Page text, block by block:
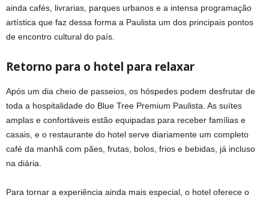
ainda cafés, livrarias, parques urbanos e a intensa programação
artística que faz dessa forma a Paulista um dos principais pontos
de encontro cultural do país.
Retorno para o hotel para relaxar
Após um dia cheio de passeios, os hóspedes podem desfrutar de
toda a hospitalidade do Blue Tree Premium Paulista. As suítes
amplas e confortáveis estão equipadas para receber famílias e
casais, e o restaurante do hotel serve diariamente um completo
café da manhã com pães, frutas, bolos, frios e bebidas, já incluso
na diária.
Para tornar a experiência ainda mais especial, o hotel oferece o